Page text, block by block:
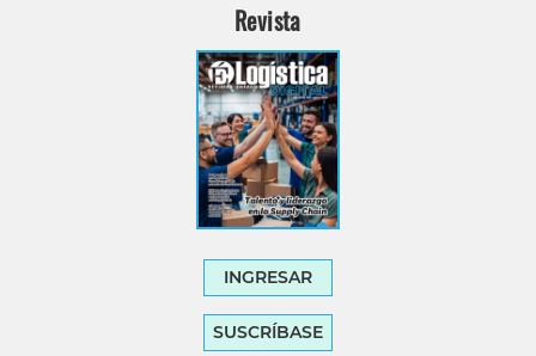
Revista
INGRESAR
SUSCRÍBASE